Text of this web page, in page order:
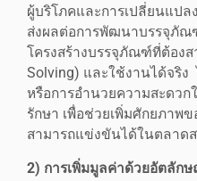
ผู้บริโภคและการเปลี่ยนแปล
ส่งผลต่อการพัฒนาบรรจุภัณ
โครงสร้างบรรจุภัณฑ์ที่ต้อง
Solving) และใช้งานได้จริง
หรือการอำนวยความสะดวก
รักษา เพื่อช่วยเพิ่มศักยภาพ
สามารถแข่งขันได้ในตลาด
2) การเพิ่มมูลค่าด้วยอัตลัก